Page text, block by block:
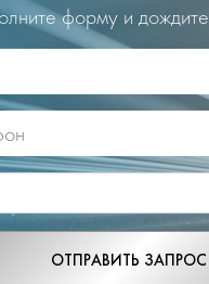
форму и
ОТПРАВИТЬ ЗАПРОС